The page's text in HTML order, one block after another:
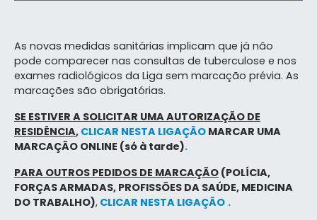
As novas medidas sanitárias implicam que já não
pode comparecer nas consultas de tuberculose e nos
exames radiológicos da Liga sem marcação prévia. As
marcações são obrigatórias.
SE ESTIVER A SOLICITAR UMA AUTORIZAÇÃO DE
RESIDÊNCIA, CLICAR NESTA LIGAÇÃO MARCAR UMA
MARCAÇÃO ONLINE (só à tarde).
PARA OUTROS PEDIDOS DE MARCAÇÃO (POLÍCIA,
FORÇAS ARMADAS, PROFISSÕES DA SAÚDE, MEDICINA
DO TRABALHO), CLICAR NESTA LIGAÇÃO .